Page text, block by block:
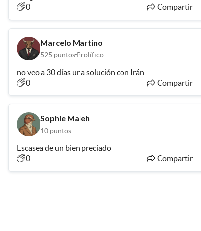
0
Compartir
Marcelo Martino
525 puntos Prolífico
no veo a 30 días una solución con Irán
0
Compartir
Sophie Maleh
10 puntos
Escasea de un bien preciado
0
Compartir